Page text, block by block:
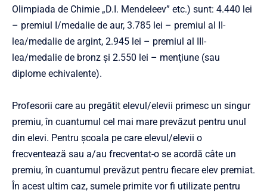
Olimpiada de Chimie „D.I. Mendeleev” etc.) sunt: 4.440 lei
– premiul I/medalie de aur, 3.785 lei – premiul al II-
lea/medalie de argint, 2.945 lei – premiul al III-
lea/medalie de bronz şi 2.550 lei – menţiune (sau
diplome echivalente).
Profesorii care au pregătit elevul/elevii primesc un singur
premiu, în cuantumul cel mai mare prevăzut pentru unul
din elevi. Pentru școala pe care elevul/elevii o
frecventează sau a/au frecventat-o se acordă câte un
premiu, în cuantumul prevăzut pentru fiecare elev premiat.
În acest ultim caz, sumele primite vor fi utilizate pentru